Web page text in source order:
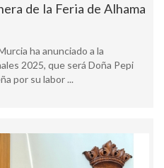
de la Feria de Alhama
ha anunciado a la
2025, que será Doña Pepi
por su labor ...